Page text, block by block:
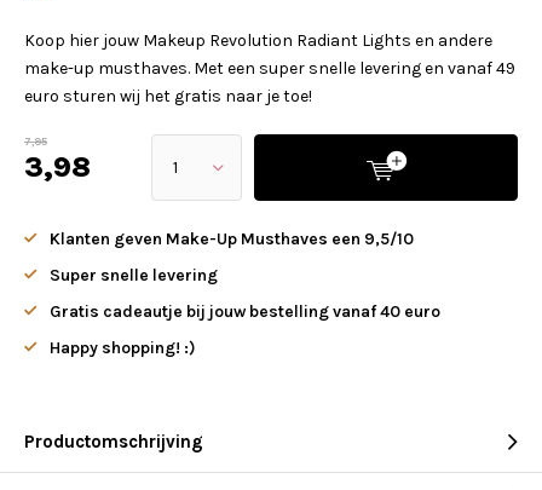
Koop hier jouw Makeup Revolution Radiant Lights en andere
make-up musthaves. Met een super snelle levering en vanaf 49
euro sturen wij het gratis naar je toe!
7,95
3,98
Klanten geven Make-Up Musthaves een 9,5/10
Super snelle levering
Gratis cadeautje bij jouw bestelling vanaf 40 euro
Happy shopping! :)
Productomschrijving